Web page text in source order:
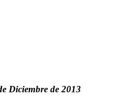
Diciembre de 2013